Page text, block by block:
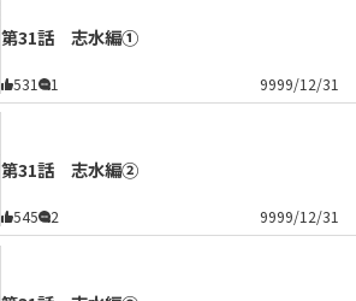
第31話 志水編①
531 1 9999/12/31
第31話 志水編②
545 2 9999/12/31